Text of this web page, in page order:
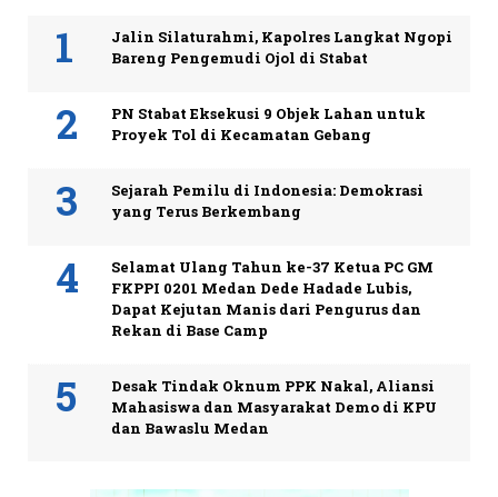
Jalin Silaturahmi, Kapolres Langkat Ngopi
Bareng Pengemudi Ojol di Stabat
PN Stabat Eksekusi 9 Objek Lahan untuk
Proyek Tol di Kecamatan Gebang
Sejarah Pemilu di Indonesia: Demokrasi
yang Terus Berkembang
Selamat Ulang Tahun ke-37 Ketua PC GM
FKPPI 0201 Medan Dede Hadade Lubis,
Dapat Kejutan Manis dari Pengurus dan
Rekan di Base Camp
Desak Tindak Oknum PPK Nakal, Aliansi
Mahasiswa dan Masyarakat Demo di KPU
dan Bawaslu Medan